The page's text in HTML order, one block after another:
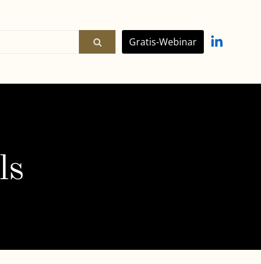
Gratis-Webinar